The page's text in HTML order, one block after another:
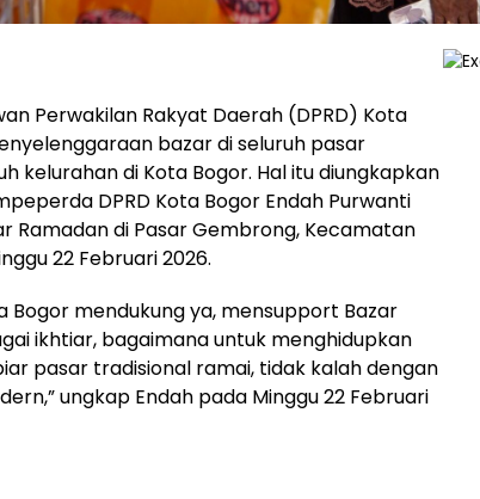
Perwakilan Rakyat Daerah (DPRD) Kota
bazar di seluruh pasar
kelurahan di Kota Bogor. Hal itu diungkapkan
DPRD Kota Bogor Endah Purwanti
Ramadan di Pasar Gembrong, Kecamatan
22 Februari 2026.
Bogor mendukung ya, mensupport Bazar
ikhtiar, bagaimana untuk menghidupkan
pasar tradisional ramai, tidak kalah dengan
ungkap Endah pada Minggu 22 Februari